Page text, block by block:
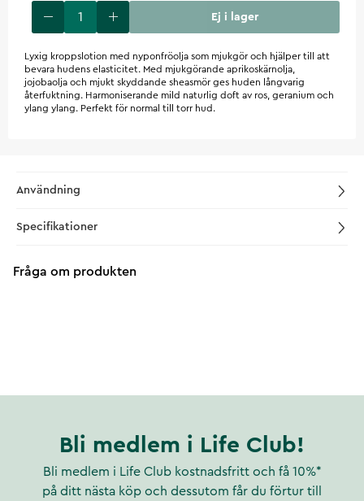
Ej i lager
Lyxig kroppslotion med nyponfröolja som mjukgör och hjälper till att
bevara hudens elasticitet. Med mjukgörande aprikoskärnolja,
jojobaolja och mjukt skyddande sheasmör ges huden långvarig
återfuktning. Harmoniserande mild naturlig doft av ros, geranium och
ylang ylang. Perfekt för normal till torr hud.
Användning
Specifikationer
Fråga om produkten
Bli medlem i Life Club!
Bli medlem i Life Club kostnadsfritt och få 10%*
på ditt nästa köp och dessutom får du förtur till